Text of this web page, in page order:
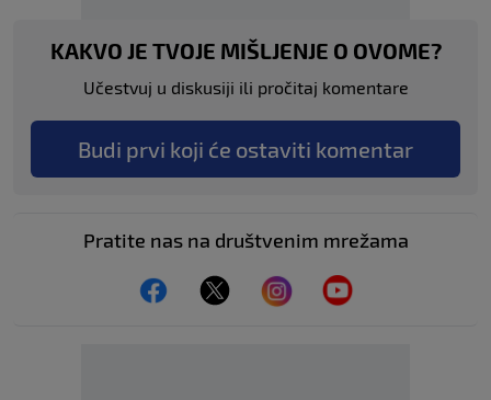
KAKVO JE TVOJE MIŠLJENJE O OVOME?
Učestvuj u diskusiji ili pročitaj komentare
Budi prvi koji će ostaviti komentar
Pratite nas na društvenim mrežama